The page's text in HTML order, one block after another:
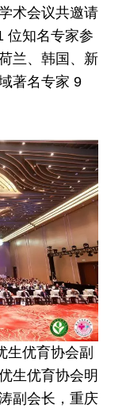
术会议共邀请
位知名专家参
兰、韩国、新
著名专家 9
生优育协会副
生优育协会明
副会长，重庆